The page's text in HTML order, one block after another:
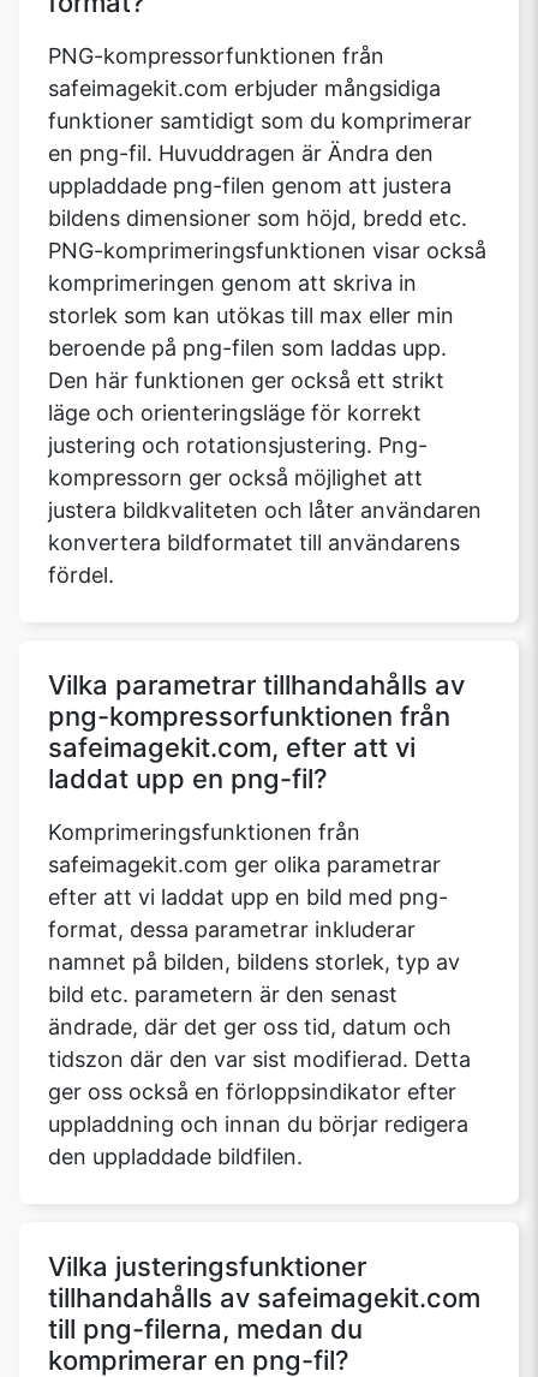
PNG-kompressorfunktionen från
safeimagekit.com erbjuder mångsidiga
funktioner samtidigt som du komprimerar
en png-fil. Huvuddragen är Ändra den
uppladdade png-filen genom att justera
bildens dimensioner som höjd, bredd etc.
PNG-komprimeringsfunktionen visar också
komprimeringen genom att skriva in
storlek som kan utökas till max eller min
beroende på png-filen som laddas upp.
Den här funktionen ger också ett strikt
läge och orienteringsläge för korrekt
justering och rotationsjustering. Png-
kompressorn ger också möjlighet att
justera bildkvaliteten och låter användaren
konvertera bildformatet till användarens
fördel.
Vilka parametrar tillhandahålls av
png-kompressorfunktionen från
safeimagekit.com, efter att vi
laddat upp en png-fil?
Komprimeringsfunktionen från
safeimagekit.com ger olika parametrar
efter att vi laddat upp en bild med png-
format, dessa parametrar inkluderar
namnet på bilden, bildens storlek, typ av
bild etc. parametern är den senast
ändrade, där det ger oss tid, datum och
tidszon där den var sist modifierad. Detta
ger oss också en förloppsindikator efter
uppladdning och innan du börjar redigera
den uppladdade bildfilen.
Vilka justeringsfunktioner
tillhandahålls av safeimagekit.com
till png-filerna, medan du
komprimerar en png-fil?